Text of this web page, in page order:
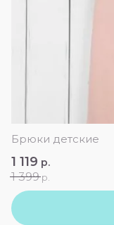
Брюки детские
1 399 р.
1 119 р.